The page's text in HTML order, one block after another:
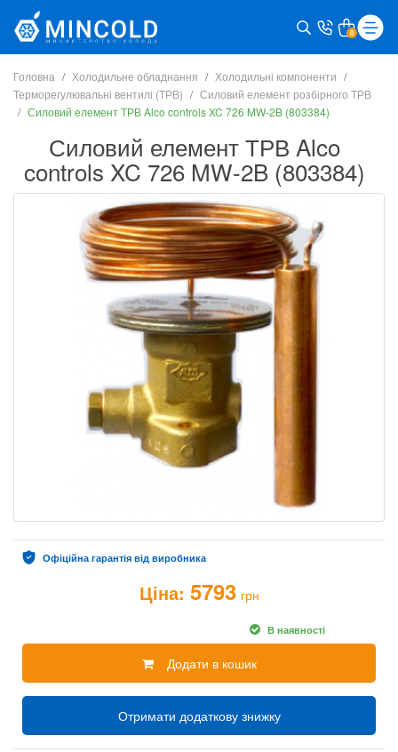
0
Головна Холодильне обладнання
Холодильні компоненти
Терморегулювальні вентилі (ТРВ)
Силовий елемент розбірного ТРВ
Силовий елемент ТРВ Alco controls XC 726 MW-2B (803384)
Силовий елемент ТРВ Alco
controls XC 726 MW-2B (803384)
Офіційна гарантія від виробника
Ціна: 5793 грн
В наявності
Додати в кошик
Отримати додаткову знижку